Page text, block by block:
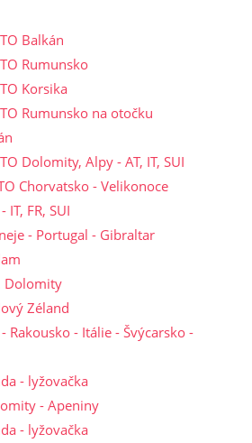
Balkán
Rumunsko
Korsika
Rumunsko na otočku
Dolomity, Alpy - AT, IT, SUI
Chorvatsko - Velikonoce
FR, SUI
- Portugal - Gibraltar
Dolomity
Zéland
Rakousko - Itálie - Švýcarsko -
- lyžovačka
- Apeniny
- lyžovačka